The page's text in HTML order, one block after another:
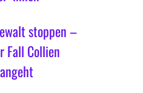
stoppen –
Fall Collien